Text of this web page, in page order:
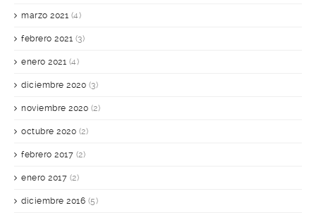
marzo 2021 (4)
febrero 2021 (3)
enero 2021 (4)
diciembre 2020 (3)
noviembre 2020 (2)
octubre 2020 (2)
febrero 2017 (2)
enero 2017 (2)
diciembre 2016 (5)